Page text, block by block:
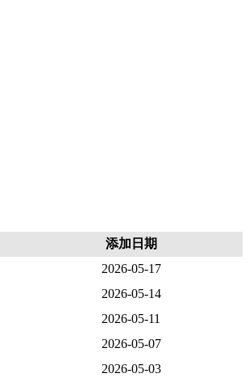
添加日期
2026-05-17
2026-05-14
2026-05-11
2026-05-07
2026-05-03